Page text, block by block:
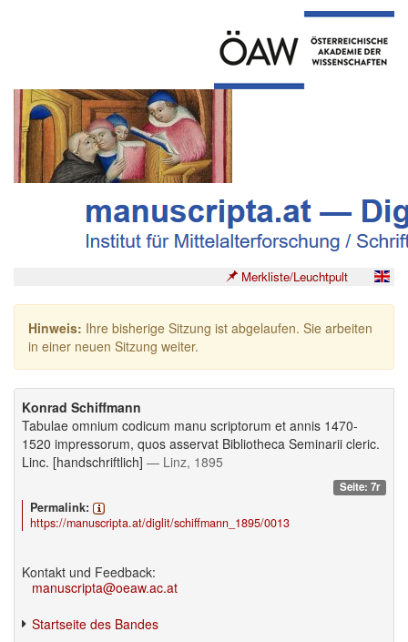
Merkliste/Leuchtpult
Hinweis: Ihre bisherige Sitzung ist abgelaufen. Sie arbeiten
in einer neuen Sitzung weiter.
Konrad Schiffmann
Tabulae omnium codicum manu scriptorum et annis 1470-
1520 impressorum, quos asservat Bibliotheca Seminarii cleric.
Linc. [handschriftlich] — Linz, 1895
Seite: 7r
Permalink:
https://manuscripta.at/diglit/schiffmann_1895/0013
Kontakt und Feedback:
manuscripta@oeaw.ac.at
Startseite des Bandes